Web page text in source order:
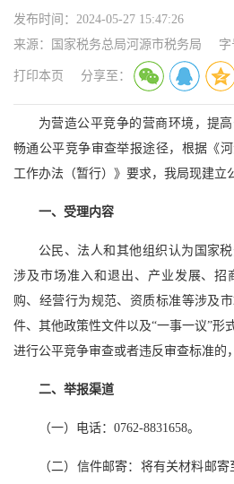
发布时间： 2024-05-27 15:47:26
来源：
国家税务总局河源市税务局 字
打印本页 分享至：
为营造公平竞争的营商环境，提
畅通公平竞争审查举报途径，根据《
工作办法（暂行）》要求，我局现建立
一、受理内容
公民、法人和其他组织认为国家
涉及市场准入和退出、产业发展、招
购、经营行为规范、资质标准等涉及
件、其他政策性文件以及“一事一议”形
进行公平竞争审查或者违反审查标准的
二、举报渠道
（一）电话：0762-8831658。
（二）信件邮寄：将有关材料邮